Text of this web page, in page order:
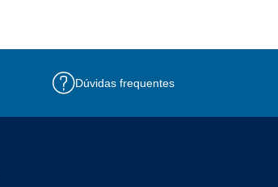
Dúvidas frequentes